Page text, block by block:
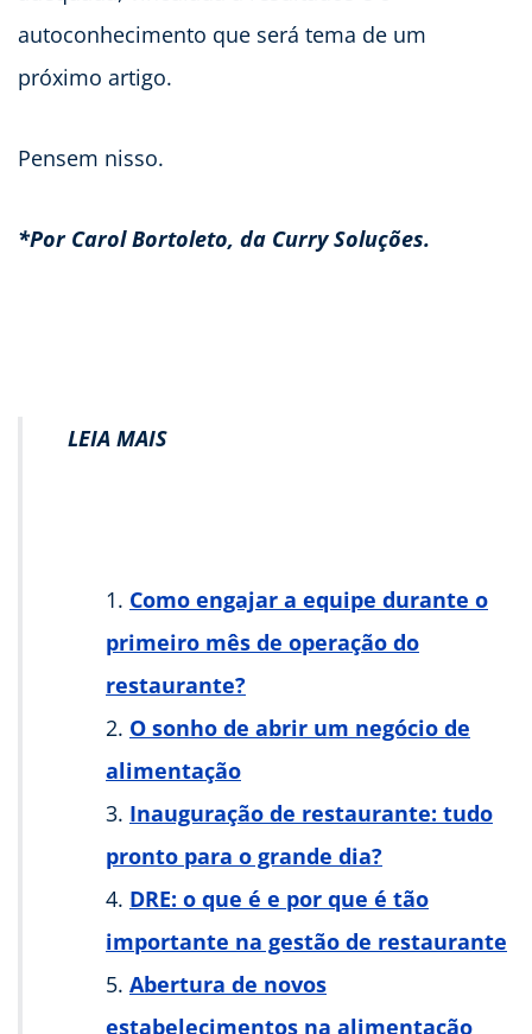
autoconhecimento que será tema de um
próximo artigo.
Pensem nisso.
*Por Carol Bortoleto, da Curry Soluções.
LEIA MAIS
Como engajar a equipe durante o
primeiro mês de operação do
restaurante?
O sonho de abrir um negócio de
alimentação
Inauguração de restaurante: tudo
pronto para o grande dia?
DRE: o que é e por que é tão
importante na gestão de restaurante
Abertura de novos
estabelecimentos na alimentação